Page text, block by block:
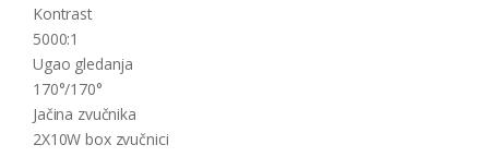
Kontrast
5000:1
Ugao gledanja
170°/170°
Jačina zvučnika
2X10W box zvučnici